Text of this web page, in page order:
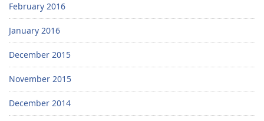
February 2016
January 2016
December 2015
November 2015
December 2014